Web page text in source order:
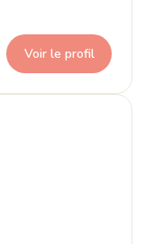
Voir le profil